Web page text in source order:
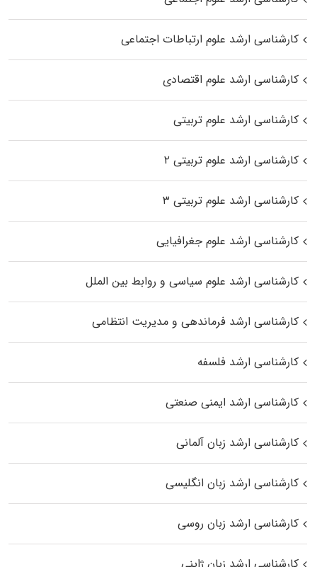
کارشناسی ارشد علوم ارتباطات اجتماعی
کارشناسی ارشد علوم اقتصادی
کارشناسی ارشد علوم تربیتی
کارشناسی ارشد علوم تربیتی ۲
کارشناسی ارشد علوم تربیتی ۳
کارشناسی ارشد علوم جغرافیایی
کارشناسی ارشد علوم سیاسی و روابط بین الملل
کارشناسی ارشد فرماندهی و مدیریت انتظامی
کارشناسی ارشد فلسفه
کارشناسی ارشد ایمنی صنعتی
کارشناسی ارشد زبان آلمانی
کارشناسی ارشد زبان انگلیسی
کارشناسی ارشد زبان روسی